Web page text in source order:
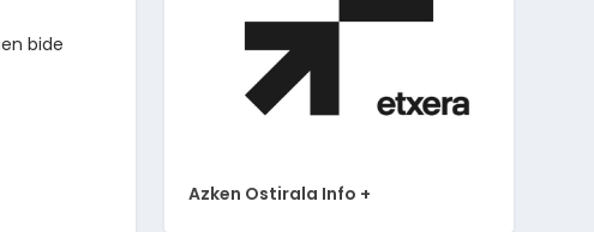
bide
Azken Ostirala Info +